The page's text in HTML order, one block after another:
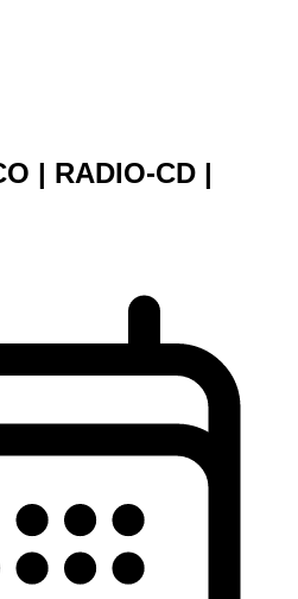
| RADIO-CD |